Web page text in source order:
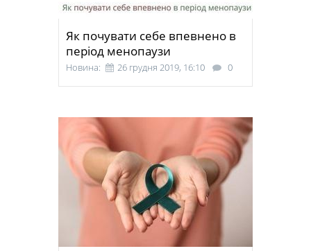
Як почувати себе впевнено в
період менопаузи
Новина: 26 грудня 2019, 16:10 0